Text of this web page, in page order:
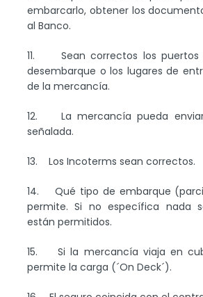
embarcarlo, obtener los
al Banco.
11. Sean correctos los puertos
desembarque o los lugares de
de la mercancía.
12. La mercancía pueda
señalada.
13. Los Incoterms sean correctos.
14. Qué tipo de embarque
permite. Si no específica nada
están permitidos.
15. Si la mercancía viaja en
permite la carga (´On Deck´).